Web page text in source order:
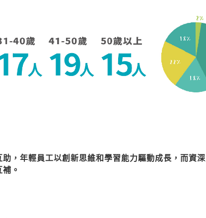
，年輕員工以創新思維和學習能力驅動成長，而資
。